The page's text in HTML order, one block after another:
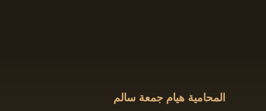
المحامية هيام جمعة سالم